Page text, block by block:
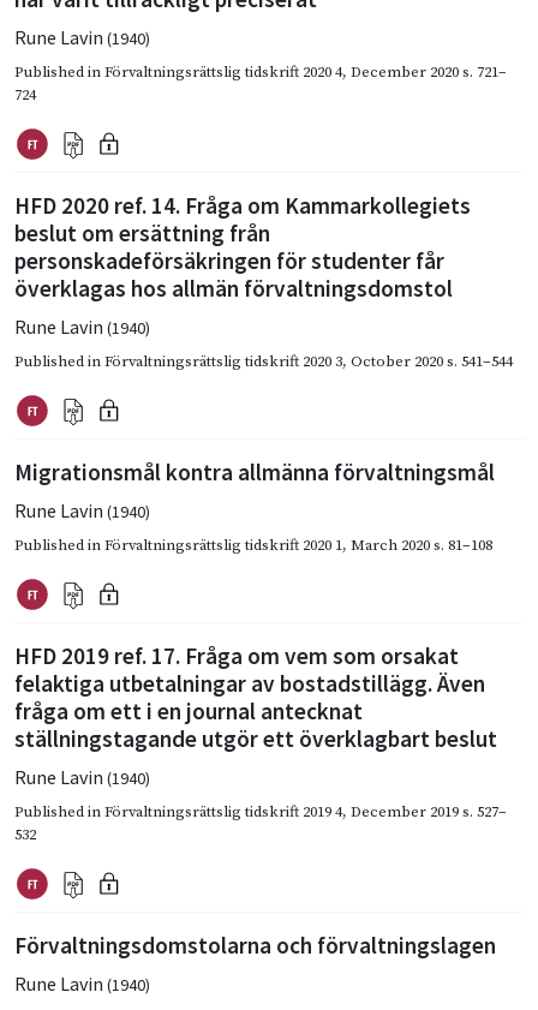
Rune Lavin (1940)
Published inFörvaltningsrättslig tidskrift 2020 4, December 2020s. 721–
724
HFD 2020 ref. 14. Fråga om Kammarkollegiets
beslut om ersättning från
personskadeförsäkringen för studenter får
överklagas hos allmän förvaltningsdomstol
Rune Lavin (1940)
Published inFörvaltningsrättslig tidskrift 2020 3, October 2020s. 541–544
Migrationsmål kontra allmänna förvaltningsmål
Rune Lavin (1940)
Published inFörvaltningsrättslig tidskrift 2020 1, March 2020s. 81–108
HFD 2019 ref. 17. Fråga om vem som orsakat
felaktiga utbetalningar av bostadstillägg. Även
fråga om ett i en journal antecknat
ställningstagande utgör ett överklagbart beslut
Rune Lavin (1940)
Published inFörvaltningsrättslig tidskrift 2019 4, December 2019s. 527–
532
Förvaltningsdomstolarna och förvaltningslagen
Rune Lavin (1940)